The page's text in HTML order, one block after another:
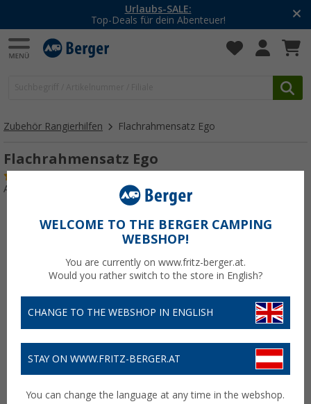
Urlaubs-SALE:
Top-Deals für dein Abenteuer!
Zubehör Rangierhilfen Flachrahmensatz Ego
Flachrahmensatz Ego
Art.-Nr.: 106570
WELCOME TO THE BERGER CAMPING
WEBSHOP!
You are currently on www.fritz-berger.at.
Would you rather switch to the store in English?
CHANGE TO THE WEBSHOP IN ENGLISH
STAY ON WWW.FRITZ-BERGER.AT
You can change the language at any time in the webshop.